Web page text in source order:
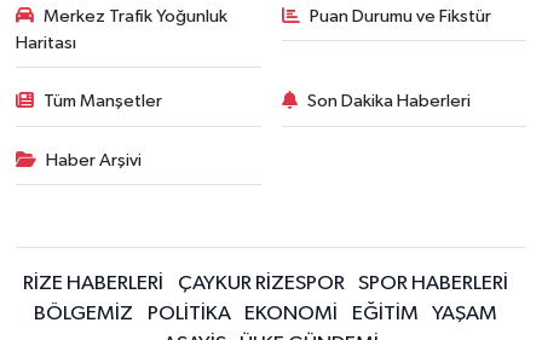
Merkez Trafik Yoğunluk
Haritası
Puan Durumu ve Fikstür
Tüm Manşetler Son Dakika Haberleri
Haber Arşivi
RİZE HABERLERİ ÇAYKUR RİZESPOR
SPOR HABERLERİ
BÖLGEMİZ
POLİTİKA EKONOMİ EĞİTİM
YAŞAM